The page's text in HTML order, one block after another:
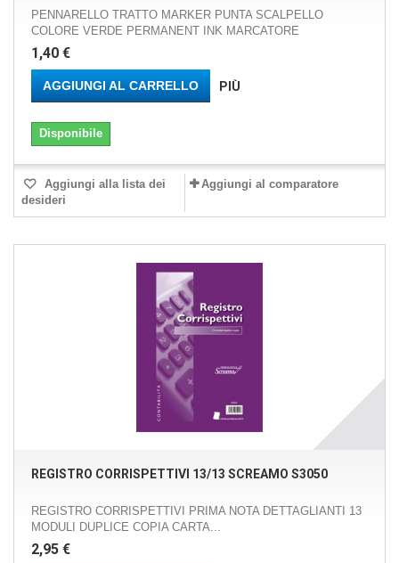
PENNARELLO TRATTO MARKER PUNTA SCALPELLO
COLORE VERDE PERMANENT INK MARCATORE
1,40 €
AGGIUNGI AL CARRELLO PIÙ
Disponibile
Aggiungi alla lista dei
desideri
Aggiungi al comparatore
REGISTRO CORRISPETTIVI 13/13 SCREAMO S3050
REGISTRO CORRISPETTIVI PRIMA NOTA DETTAGLIANTI 13
MODULI DUPLICE COPIA CARTA...
2,95 €